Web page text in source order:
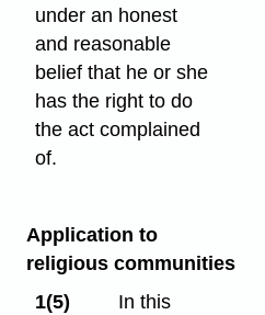
under an honest
and reasonable
belief that he or she
has the right to do
the act complained
of.
Application to
religious communities
1(5)
In this